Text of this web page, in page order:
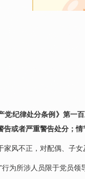
纪律处分条例》第一百
告或者严重警告处分；
不正，对配偶、子女
为所涉人员限于党员领